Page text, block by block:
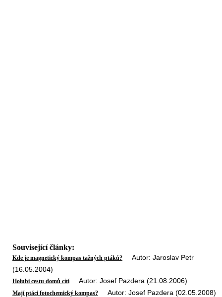
Související články:
Kde je magnetický kompas tažných ptáků? Autor: Jaroslav Petr
(16.05.2004)
Holubi cestu domů cítíAutor: Josef Pazdera (21.08.2006)
Mají ptáci fotochemický kompas? Autor: Josef Pazdera (02.05.2008)